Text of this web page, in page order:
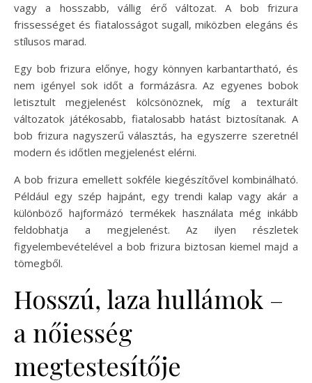
vagy a hosszabb, vállig érő változat. A bob frizura
frissességet és fiatalosságot sugall, miközben elegáns és
stílusos marad.
Egy bob frizura előnye, hogy könnyen karbantartható, és
nem igényel sok időt a formázásra. Az egyenes bobok
letisztult megjelenést kölcsönöznek, míg a texturált
változatok játékosabb, fiatalosabb hatást biztosítanak. A
bob frizura nagyszerű választás, ha egyszerre szeretnél
modern és időtlen megjelenést elérni.
A bob frizura emellett sokféle kiegészítővel kombinálható.
Például egy szép hajpánt, egy trendi kalap vagy akár a
különböző hajformázó termékek használata még inkább
feldobhatja a megjelenést. Az ilyen részletek
figyelembevételével a bob frizura biztosan kiemel majd a
tömegből.
Hosszú, laza hullámok –
a nőiesség
megtestesítője